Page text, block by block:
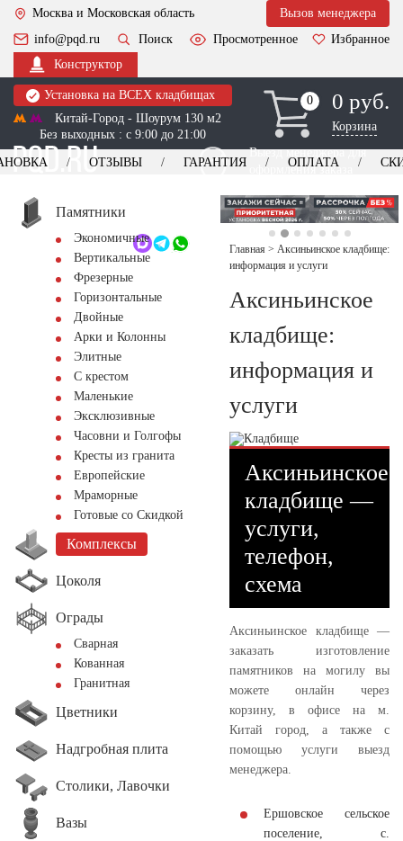
Москва и Московская область
Вызов менеджера
info@pqd.ru
Поиск Просмотренное
Избранное
Конструктор
Установка на ВСЕХ кладбищах
Китай-Город - Шоурум 130 м2
Без выходных : с 9:00 до 21:00
0
0 0 руб.
Корзина
Выезд менеджера для
оформления заказа
+7 (495) 518-44-23
Обратный звонок
ОТЗЫВЫ ГАРАНТИЯ ОПЛАТА
Памятники
Экономичные
Вертикальные
Фрезерные
Горизонтальные
Двойные
Арки и Колонны
Элитные
С крестом
Маленькие
Эксклюзивные
Часовни и Голгофы
Кресты из гранита
Европейские
Мраморные
Готовые со Скидкой
Комплексы
Цоколя
Ограды
Сварная
Кованная
Гранитная
Цветники
Надгробная плита
Столики, Лавочки
Вазы
Главная > Аксиньинское кладбище:
информация и услуги
Аксиньинское
кладбище:
информация и
услуги
Аксиньинское
кладбище —
услуги,
телефон,
схема
Аксиньинское кладбище —
заказать изготовление
памятников на могилу вы
можете онлайн через
корзину, в офисе на м.
Китай город, а также с
помощью услуги выезд
менеджера.
Ершовское сельское
поселение, с.